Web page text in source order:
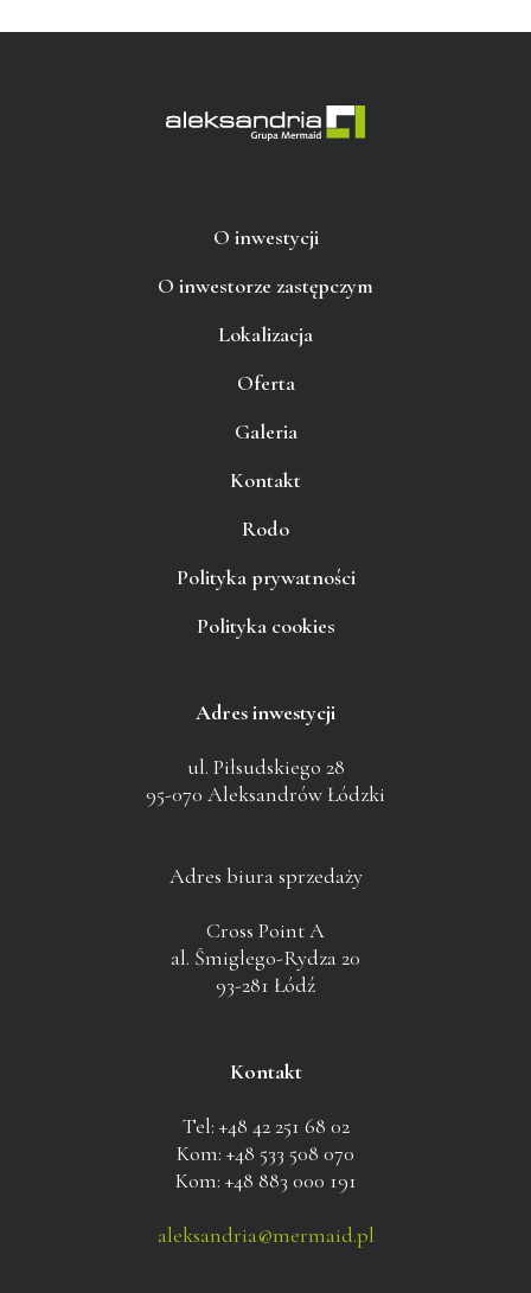
O inwestycji
O inwestorze zastępczym
Lokalizacja
Oferta
Galeria
Kontakt
Rodo
Polityka prywatności
Polityka cookies
Adres inwestycji
ul. Piłsudskiego 28
95-070 Aleksandrów Łódzki
Adres biura sprzedaży
Cross Point A
al. Śmigłego-Rydza 20
93-281 Łódź
Kontakt
Tel: +48 42 251 68 02
Kom: +48 533 508 070
Kom: +48 883 000 191
aleksandria@mermaid.pl